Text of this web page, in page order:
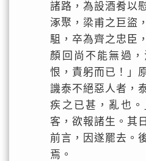
諸路，為設酒肴以
涿聚，梁甫之巨盜
駔，卒為齊之忠臣
顏回尚不能無過
恨，責躬而已！」
譏泰不絕惡人者，
疾之已甚，亂也
客，欲報諸生。其
前言，因遂罷去。
焉。